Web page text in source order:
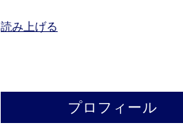
読み上げる
プロフィール